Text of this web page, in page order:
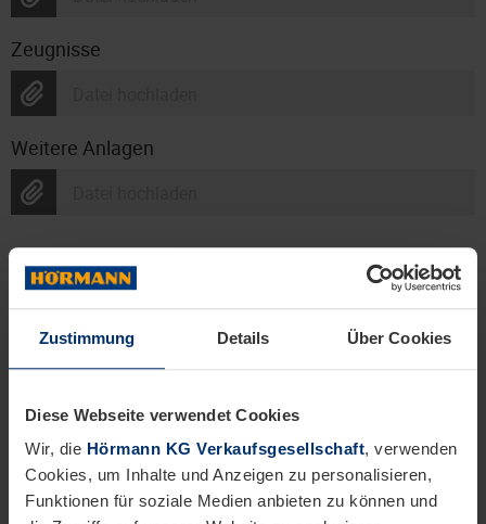
Zustimmung Details Über Cookies
Diese Webseite verwendet Cookies
Wir, die Hörmann KG Verkaufsgesellschaft, verwenden
Cookies, um Inhalte und Anzeigen zu personalisieren,
Funktionen für soziale Medien anbieten zu können und
Zeugnisse
Weitere Anlagen
Stammdaten
---
Anredetitel
---